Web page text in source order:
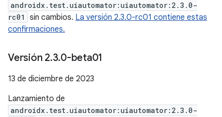
androidx.test.uiautomator:uiautomator:2.3.0-
rc01
sin cambios. La versión 2.3.0-rc01 contiene estas
confirmaciones.
Versión 2.3.0-beta01
13 de diciembre de 2023
Lanzamiento de
androidx.test.uiautomator:uiautomator:2.3.0-